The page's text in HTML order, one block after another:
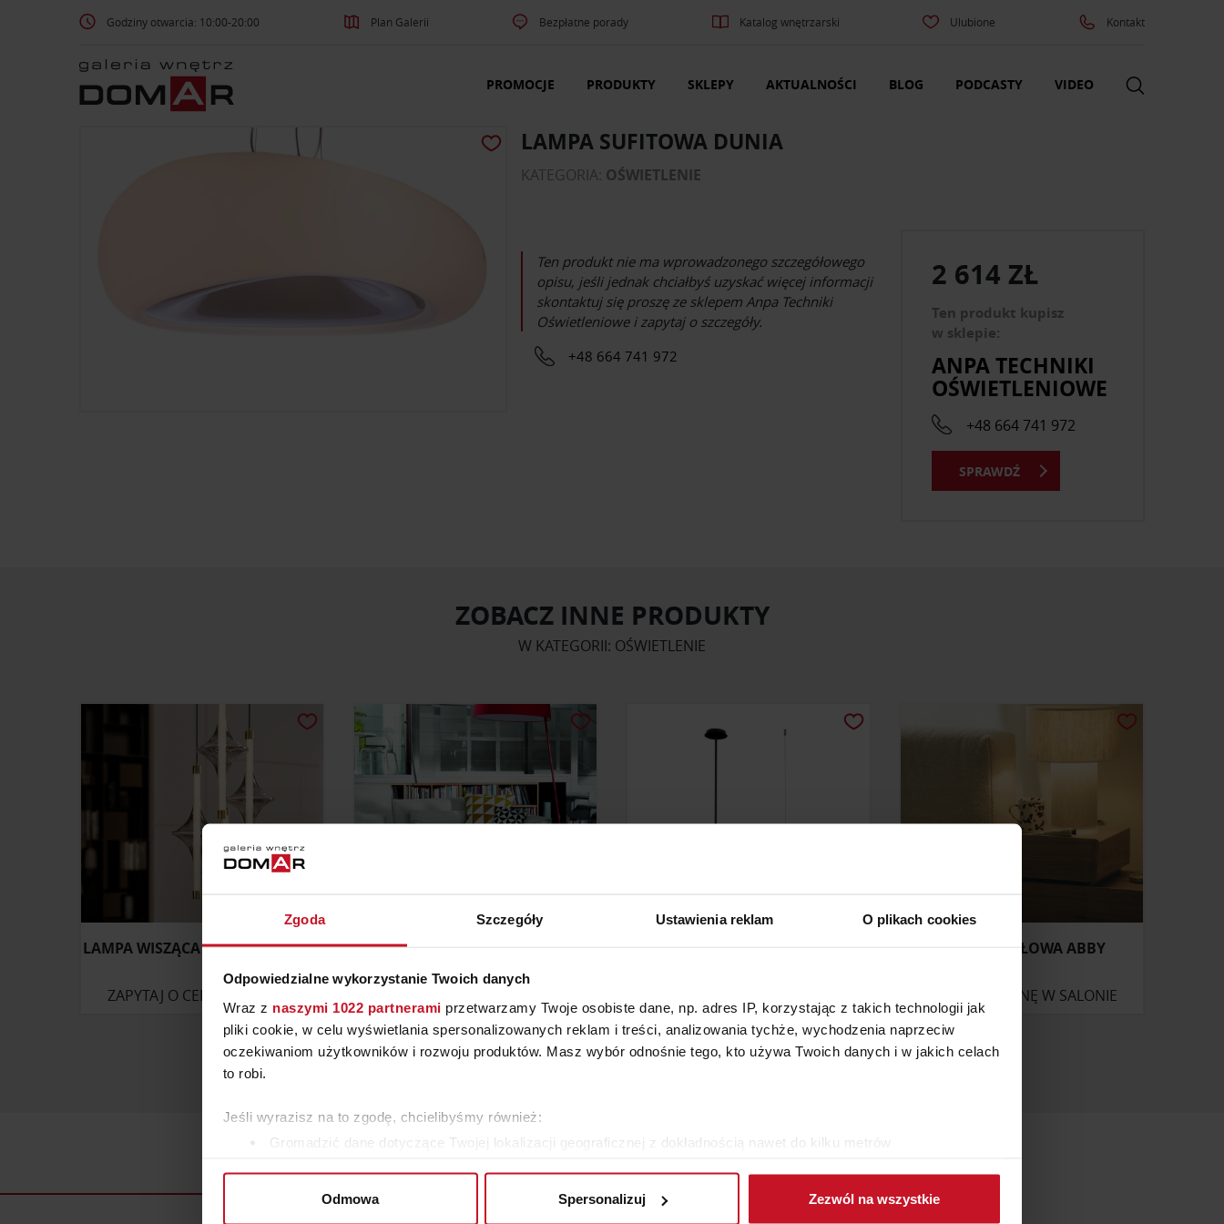
Zgoda Szczegóły Ustawienia reklam O plikach cookies
Odpowiedzialne wykorzystanie Twoich danych
Wraz z naszymi 1022 partnerami przetwarzamy Twoje osobiste dane, np. adres IP, korzystając z takich technologii jak
pliki cookie, w celu wyświetlania spersonalizowanych reklam i treści, analizowania tychże, wychodzenia naprzeciw
oczekiwaniom użytkowników i rozwoju produktów. Masz wybór odnośnie tego, kto używa Twoich danych i w jakich celach
to robi.
Jeśli wyrazisz na to zgodę, chcielibyśmy również:
Gromadzić dane dotyczące Twojej lokalizacji geograficznej z dokładnością nawet do kilku metrów
Dowiedz się więcej odnośnie tego, jak Twoje osobiste dane są przetwarzane oraz ustaw własne preferencje w
Odmowa Spersonalizuj Zezwól na wszystkie
Godziny otwarcia: 10:00-20:00 Plan Galerii Bezpłatne porady Katalog wnętrzarski Ulubione Kontakt
PROMOCJE PRODUKTY SKLEPY AKTUALNOŚCI BLOG PODCASTY VIDEO
LAMPA SUFITOWA DUNIA
KATEGORIA: OŚWIETLENIE
Ten produkt nie ma wprowadzonego szczegółowego
opisu, jeśli jednak chciałbyś uzyskać więcej informacji
skontaktuj się proszę ze sklepem Anpa Techniki
Oświetleniowei zapytaj o szczegóły.
+48 664 741 972
2 614 ZŁ
Ten produkt kupisz
w sklepie:
ANPA TECHNIKI
OŚWIETLENIOWE
+48 664 741 972
SPRAWDŹ
ZOBACZ INNE PRODUKTY
W KATEGORII: OŚWIETLENIE
LAMPA WISZĄCA RAIN BONTEMPI
ZAPYTAJ O CENĘ W SALONIE
LAMPA CALLIGARIS LAMPA STOŁOWA ABBY
ZAPYTAJ O CENĘ W SALONIE
WIĘCEJ PRODUKTÓW Z TEJ KATEGORII